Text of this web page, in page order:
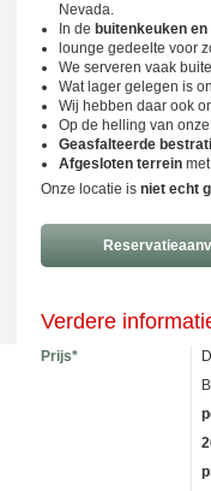
Nevada.
In de buitenkeuken
lounge gedeelte voor
We serveren vaak
Wat lager gelegen is
Wij hebben daar ook
Op de helling van
Geasfalteerde
Afgesloten terrein
Onze locatie is niet echt
Verdere
Prijs*